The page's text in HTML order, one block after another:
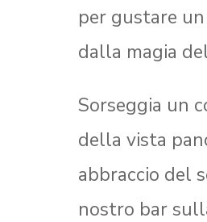
per gustare
dalla magia
Sorseggia un
della vista
abbraccio del
nostro bar